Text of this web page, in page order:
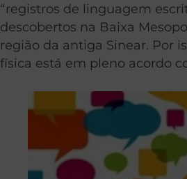
“registros de linguagem
descobertos na Baixa
região da antiga Sinear. Por
física está em pleno acordo